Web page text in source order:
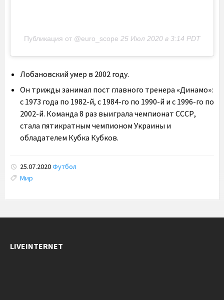
Публикация от @euro_scope 25 Июл 2020 в 3:14 PDT
Лобановский умер в 2002 году.
Он трижды занимал пост главного тренера «Динамо»:
с 1973 года по 1982-й, с 1984-го по 1990-й и с 1996-го по
2002-й. Команда 8 раз выиграла чемпионат СССР,
стала пятикратным чемпионом Украины и
обладателем Кубка Кубков.
25.07.2020Футбол
Tags:
Мир
LIVEINTERNET